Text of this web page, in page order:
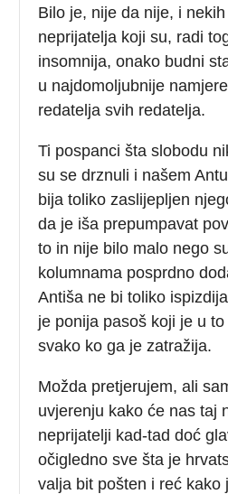
Bilo je, nije da nije, i
neprijatelja koji su, radi
insomnija, onako budni
u najdomoljubnije
redatelja svih redatelja.
Ti pospanci šta slobodu
su se drznuli i našem
bija toliko zaslijepljen
da je iša prepumpavat
to in nije bilo malo nego
kolumnama posprdno
Antiša ne bi toliko
je ponija pasoš koji je u
svako ko ga je zatražija.
Možda pretjerujem, ali
uvjerenju kako će nas taj
neprijatelji kad-tad doć
očigledno sve šta je
valja bit pošten i reć kako